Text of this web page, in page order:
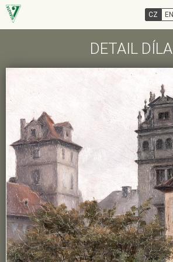
DETAIL DÍLA
CZ EN